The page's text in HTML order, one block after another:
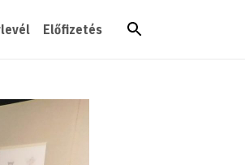
Előfizetés